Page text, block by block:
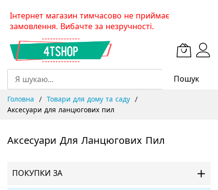
SkipІнтернет магазин тимчасово не приймає
замовлення. Вибачте за незручності.
Пошук
Головна
Товари для дому та саду
Аксесуари для ланцюгових пил
Аксесуари Для Ланцюгових Пил
ПОКУПКИ ЗА